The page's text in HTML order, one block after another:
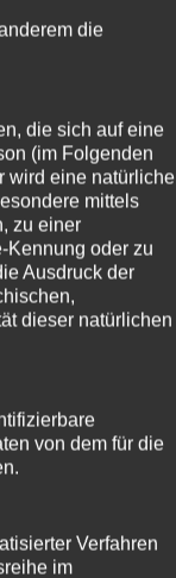
die
die sich auf eine
(im Folgenden
wird eine natürliche
mittels
zu einer
Kennung oder zu
Ausdruck der
dieser natürlichen
von dem für die
Verfahren
im